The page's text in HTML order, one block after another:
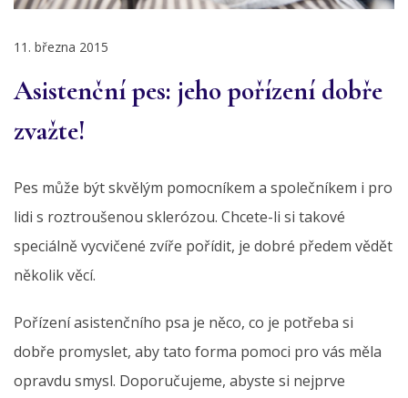
11. března 2015
Asistenční pes: jeho pořízení dobře
zvažte!
Pes může být skvělým pomocníkem a společníkem i pro
lidi s roztroušenou sklerózou. Chcete-li si takové
speciálně vycvičené zvíře pořídit, je dobré předem vědět
několik věcí.
Pořízení asistenčního psa je něco, co je potřeba si
dobře promyslet, aby tato forma pomoci pro vás měla
opravdu smysl. Doporučujeme, abyste si nejprve